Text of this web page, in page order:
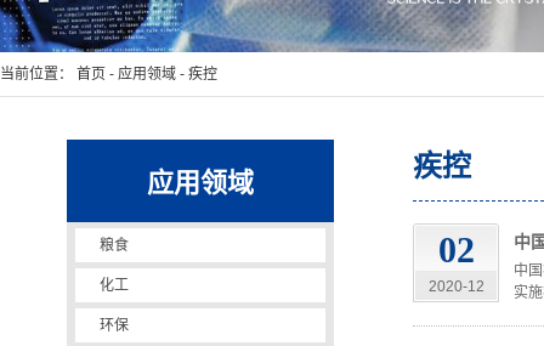
当前位置： 首页 - 应用领域 - 疾控
应用领域
粮食
化工
环保
全自动免疫亲和制备平台
疾控
02
2020-12
中
中
实